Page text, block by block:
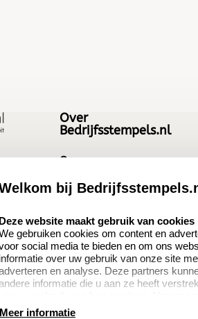
Over
Bedrijfsstempels.nl
Over ons
Bedrijfsgegevens
bij
Deze website maakt gebruik van cookies
gebruiken cookies om content en
social media te bieden en om ons
informatie over uw gebruik van onze site
en analyse. Deze partners
andere informatie die u aan ze heeft
verzamelen verwijzen wij u graag door naar
Meer informatie